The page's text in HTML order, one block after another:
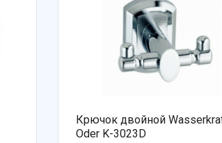
Крючок двойной
Oder K-3023D